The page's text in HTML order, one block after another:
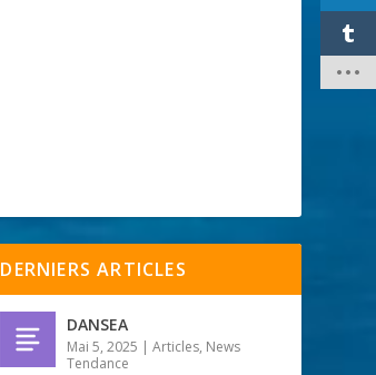
DERNIERS ARTICLES
DANSEA
Mai 5, 2025 |Articles, News
Tendance